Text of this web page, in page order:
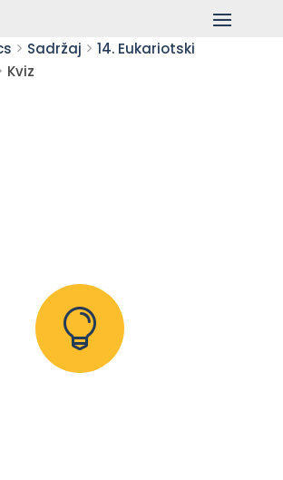
Sadržaj
14. Eukariotski
Kviz
